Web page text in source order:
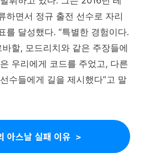
하면서 정규 출전 선수로 자리
를 달성했다. “특별한 경험이다.
할, 모드리치와 같은 주장들에
우리에게 코드를 주었고, 다른
수들에게 길을 제시했다”고 말
아스날 실패 이유